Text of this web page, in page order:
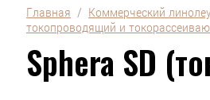
Главная
  /
Коммерческий
токопроводящий и
Sphera SD